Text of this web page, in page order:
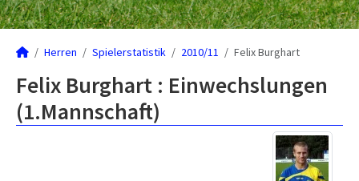
Herren Spielerstatistik 2010/11 Felix Burghart
Felix Burghart : Einwechslungen
(1.Mannschaft)